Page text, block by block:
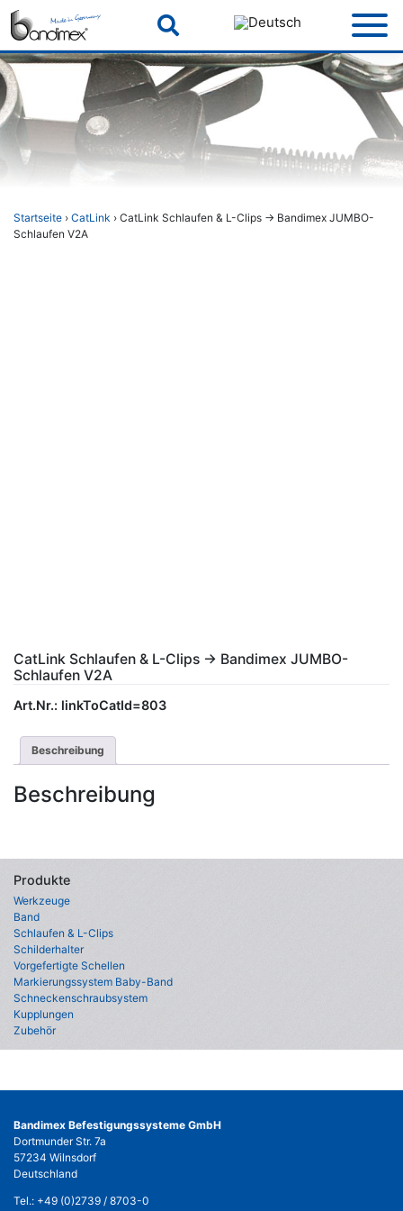
Skip
content
Startseite › CatLink › CatLink Schlaufen & L-Clips -> Bandimex JUMBO-
Schlaufen V2A
CatLink Schlaufen & L-Clips -> Bandimex JUMBO-
Schlaufen V2A
Art.Nr.: linkToCatId=803
Beschreibung
Beschreibung
Produkte
Werkzeuge
Band
Schlaufen & L-Clips
Schilderhalter
Vorgefertigte Schellen
Markierungssystem Baby-Band
Schneckenschraubsystem
Kupplungen
Zubehör
Bandimex Befestigungssysteme GmbH
Dortmunder Str. 7a
57234 Wilnsdorf
Deutschland
Tel.: +49 (0)2739 / 8703-0